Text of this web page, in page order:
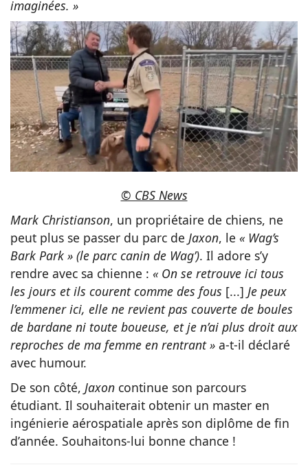
imaginées. »
© CBS News
Mark Christianson, un propriétaire de chiens, ne
peut plus se passer du parc de Jaxon, le « Wag’s
Bark Park » (le parc canin de Wag’). Il adore s’y
rendre avec sa chienne : « On se retrouve ici tous
les jours et ils courent comme des fous [...] Je peux
l’emmener ici, elle ne revient pas couverte de boules
de bardane ni toute boueuse, et je n’ai plus droit aux
reproches de ma femme en rentrant » a-t-il déclaré
avec humour.
De son côté, Jaxon continue son parcours
étudiant. Il souhaiterait obtenir un master en
ingénierie aérospatiale après son diplôme de fin
d’année. Souhaitons-lui bonne chance !